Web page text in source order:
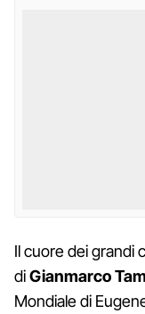
Il cuore dei grandi
diGianmarco
Mondiale di